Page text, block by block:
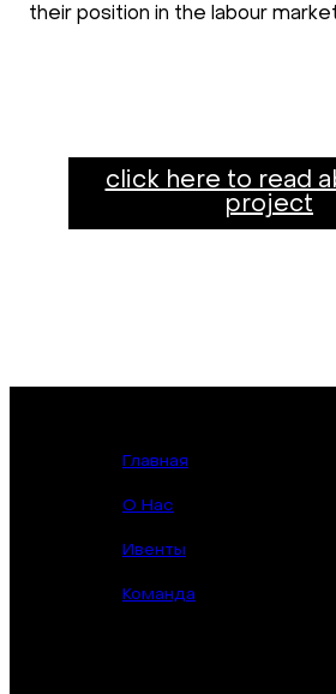
their position in the labour
click here to read
project
Главная
О Нас
Ивенты
Команда